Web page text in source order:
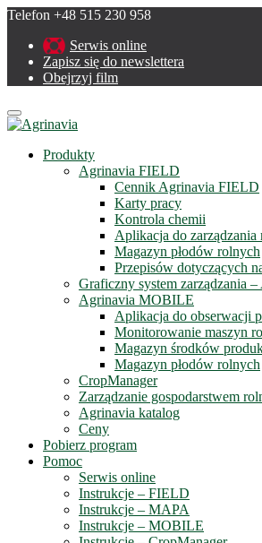
Telefon +48 515 230 958
Serwis online
Zapisz się do newslettera
Obejrzyj film
Menu
Produkty
Agrinavia FIELD
Cennik Agrinavia FIELD
Karty pracy
Kontrola chemii
Aplikacja do zarządzania
Magazyn płodów rolnych
Przepisów dotyczących
Graficzny system zarządzania
Agrinavia MOBILE
Aplikacja do obserwacji
Monitorowanie maszyn
Magazyn środków
Magazyn płodów rolnych
CropManager
Zarządzanie gospodarstwem
Agrinavia katalog
Ceny
Pobierz program
Pomoc
Serwis online
Instrukcje – FIELD
Instrukcje – MAPA
Instrukcje – MOBILE